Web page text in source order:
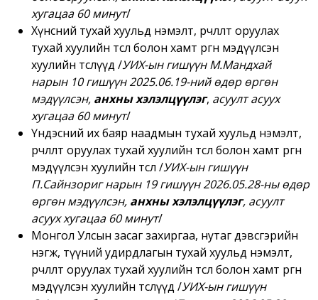
хугацаа 60 минут/
Хүнсний тухай хуульд нэмэлт, өөрчлөлт оруулах
тухай хуулийн төсөл болон хамт өргөн мэдүүлсэн
хуулийн төслүүд /УИХ-ын гишүүн М.Мандхай
нарын 10 гишүүн 2025.06.19-ний өдөр өргөн
мэдүүлсэн, анхны хэлэлцүүлэг, асуулт асуух
хугацаа 60 минут/
Үндэсний их баяр наадмын тухай хуульд нэмэлт,
өөрчлөлт оруулах тухай хуулийн төсөл болон хамт өргөн
мэдүүлсэн хуулийн төсөл /УИХ-ын гишүүн
П.Сайнзориг нарын 19 гишүүн 2026.05.28-ны өдөр
өргөн мэдүүлсэн, анхны хэлэлцүүлэг, асуулт
асуух хугацаа 60 минут/
Монгол Улсын засаг захиргаа, нутаг дэвсгэрийн
нэгж, түүний удирдлагын тухай хуульд нэмэлт,
өөрчлөлт оруулах тухай хуулийн төсөл болон хамт өргөн
мэдүүлсэн хуулийн төслүүд /УИХ-ын гишүүн